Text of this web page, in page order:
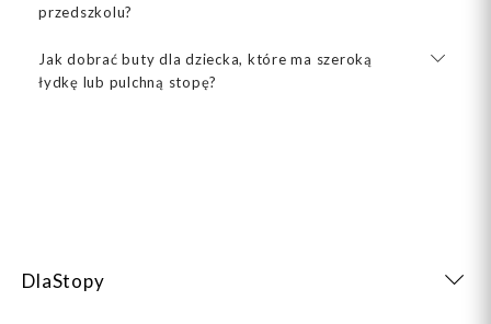
przedszkolu?
Jak dobrać buty dla dziecka, które ma szeroką
łydkę lub pulchną stopę?
DlaStopy